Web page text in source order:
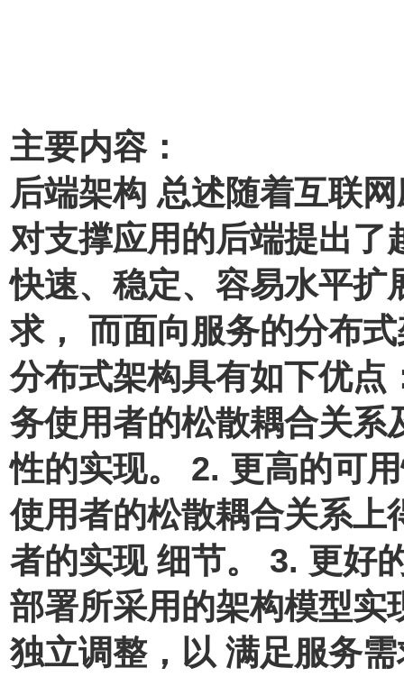
主要内容：
后端架构 总述随着互联
对支撑应用的后端提出了
快速、稳定、容易水平扩
求， 而面向服务的分布
分布式架构具有如下优点
务使用者的松散耦合关系
性的实现。 2. 更高的可
使用者的松散耦合关系上
者的实现 细节。 3. 更好
部署所采用的架构模型实
独立调整，以 满足服务